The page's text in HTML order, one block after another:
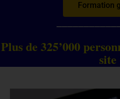
Formation
Plus de 325’000
site